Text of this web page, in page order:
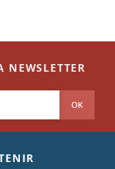
NEWSLETTER
OK